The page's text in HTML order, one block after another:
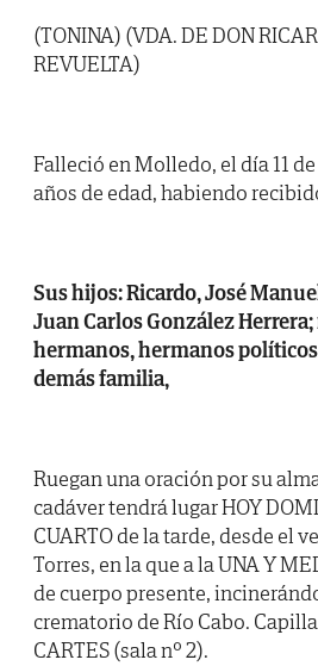
(TONINA) (VDA. DE DON
REVUELTA)
Falleció en Molledo, el día 11
años de edad, habiendo
Sus hijos: Ricardo, José
Juan Carlos González
hermanos, hermanos
demás familia,
Ruegan una oración por su
cadáver tendrá lugar HOY
CUARTO de la tarde, desde el
Torres, en la que a la UNA Y
de cuerpo presente,
crematorio de Río Cabo.
CARTES (sala nº 2).